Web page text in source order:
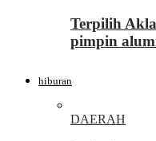
Terpilih
pimpin
hiburan
DAERAH